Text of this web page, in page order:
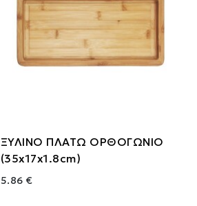
ΞΥΛΙΝΟ ΠΛΑΤΩ ΟΡΘΟΓΩΝΙΟ
(35x17x1.8cm)
5.86 €